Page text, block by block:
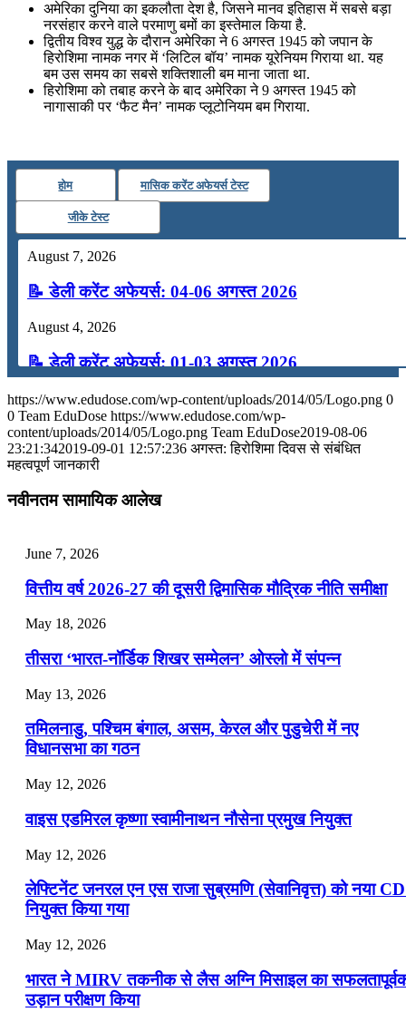
📝 डेली करेंट अफेयर्स: 16-18 जुलाई 2026
अमेरिका दुनिया का इकलौता देश है, जिसने मानव इतिहास में सबसे बड़ा
नरसंहार करने वाले परमाणु बमों का इस्तेमाल किया है.
द्वितीय विश्व युद्ध के दौरान अमेरिका ने 6 अगस्त 1945 को जपान के
हिरोशिमा नामक नगर में ‘लिटिल बॉय’ नामक यूरेनियम गिराया था. यह
बम उस समय का सबसे शक्तिशाली बम माना जाता था.
हिरोशिमा को तबाह करने के बाद अमेरिका ने 9 अगस्त 1945 को
नागासाकी पर ‘फैट मैन’ नामक प्लूटोनियम बम गिराया.
होम मासिक करेंट अफेयर्स टेस्ट
जीके टेस्ट
August 7, 2026
📝 डेली करेंट अफेयर्स: 04-06 अगस्त 2026
August 4, 2026
📝 डेली करेंट अफेयर्स: 01-03 अगस्त 2026
July 31, 2026
📝 डेली करेंट अफेयर्स: 28-31 जुलाई 2026
July 28, 2026
📝 डेली करेंट अफेयर्स: 25-27 जुलाई 2026
https://www.edudose.com/wp-content/uploads/2014/05/Logo.png 0
0 Team EduDose https://www.edudose.com/wp-
content/uploads/2014/05/Logo.png Team EduDose2019-08-06
23:21:342019-09-01 12:57:236 अगस्त: हिरोशिमा दिवस से संबंधित
महत्वपूर्ण जानकारी
नवीनतम सामायिक आलेख
June 7, 2026
वित्तीय वर्ष 2026-27 की दूसरी द्विमासिक मौद्रिक नीति समीक्षा
May 18, 2026
तीसरा ‘भारत-नॉर्डिक शिखर सम्मेलन’ ओस्लो में संपन्न
May 13, 2026
तमिलनाडु, पश्चिम बंगाल, असम, केरल और पुडुचेरी में नए
विधानसभा का गठन
May 12, 2026
वाइस एडमिरल कृष्णा स्वामीनाथन नौसेना प्रमुख नियुक्त
May 12, 2026
लेफ्टिनेंट जनरल एन एस राजा सुब्रमणि (सेवानिवृत्त) को नया
नियुक्त किया गया
May 12, 2026
भारत ने MIRV तकनीक से लैस अग्नि मिसाइल का
उड़ान परीक्षण किया